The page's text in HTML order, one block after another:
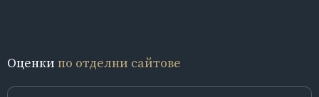
Оценки по отделни сайтове